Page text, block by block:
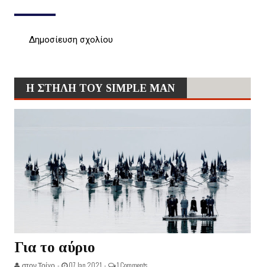
Δημοσίευση σχολίου
Η ΣΤΗΛΗ ΤΟΥ SIMPLE MAN
Για το αύριο
στον Τοίχο - 07 Jan 2021 - 1 Comments